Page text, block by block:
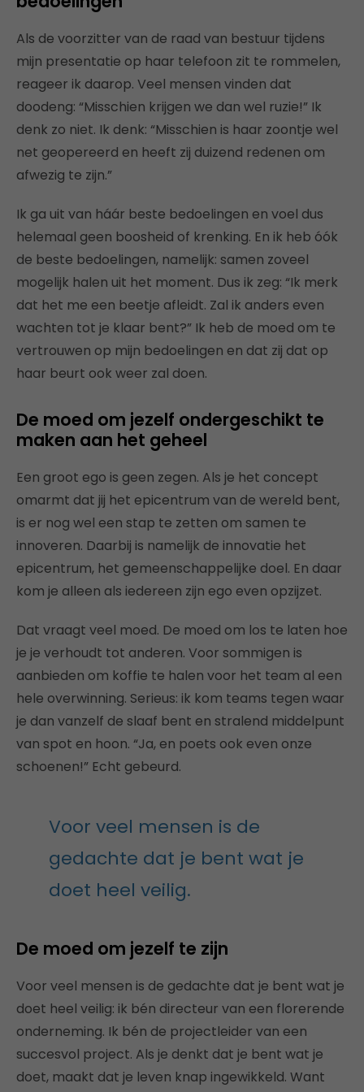
Als de voorzitter van de raad van bestuur tijdens
mijn presentatie op haar telefoon zit te rommelen,
reageer ik daarop. Veel mensen vinden dat
doodeng: “Misschien krijgen we dan wel ruzie!” Ik
denk zo niet. Ik denk: “Misschien is haar zoontje wel
net geopereerd en heeft zij duizend redenen om
afwezig te zijn.”
Ik ga uit van háár beste bedoelingen en voel dus
helemaal geen boosheid of krenking. En ik heb óók
de beste bedoelingen, namelijk: samen zoveel
mogelijk halen uit het moment. Dus ik zeg: “Ik merk
dat het me een beetje afleidt. Zal ik anders even
wachten tot je klaar bent?” Ik heb de moed om te
vertrouwen op mijn bedoelingen en dat zij dat op
haar beurt ook weer zal doen.
De moed om jezelf ondergeschikt te
maken aan het geheel
Een groot ego is geen zegen. Als je het concept
omarmt dat jij het epicentrum van de wereld bent,
is er nog wel een stap te zetten om samen te
innoveren. Daarbij is namelijk de innovatie het
epicentrum, het gemeenschappelijke doel. En daar
kom je alleen als iedereen zijn ego even opzijzet.
Dat vraagt veel moed. De moed om los te laten hoe
je je verhoudt tot anderen. Voor sommigen is
aanbieden om koffie te halen voor het team al een
hele overwinning. Serieus: ik kom teams tegen waar
je dan vanzelf de slaaf bent en stralend middelpunt
van spot en hoon. “Ja, en poets ook even onze
schoenen!” Echt gebeurd.
Voor veel mensen is de
gedachte dat je bent wat je
doet heel veilig.
De moed om jezelf te zijn
Voor veel mensen is de gedachte dat je bent wat je
doet heel veilig: ik bén directeur van een florerende
onderneming. Ik bén de projectleider van een
succesvol project. Als je denkt dat je bent wat je
doet, maakt dat je leven knap ingewikkeld. Want